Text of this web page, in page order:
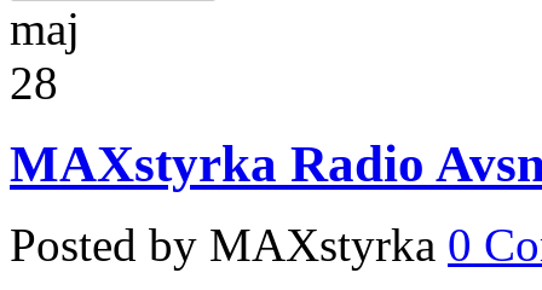
maj
28
MAXstyrka Radio
Posted by MAXstyrka 0